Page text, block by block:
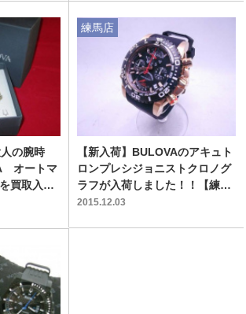
の腕時
オートマ
取入荷
【新入荷】BULOVAのアキュト
ロンプレシジョニストクロノグ
ラフが入荷しました！！【練馬
店】
2015.12.03
練馬店